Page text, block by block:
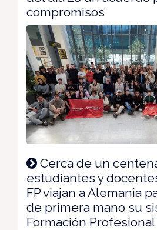
compromisos
Cerca de un
estudiantes y
FP viajan a Alemania
de primera mano su
Formación